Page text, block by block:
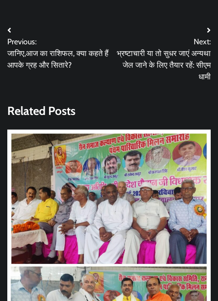
Post
navigation
Previous:
जानिए,आज का राशिफल, क्या कहते हैं
आपके ग्रह और सितारे?
Next:
भ्रष्टाचारी या तो सुधर जाएं अन्यथा
जेल जाने के लिए तैयार रहें: सीएम
धामी
Related Posts